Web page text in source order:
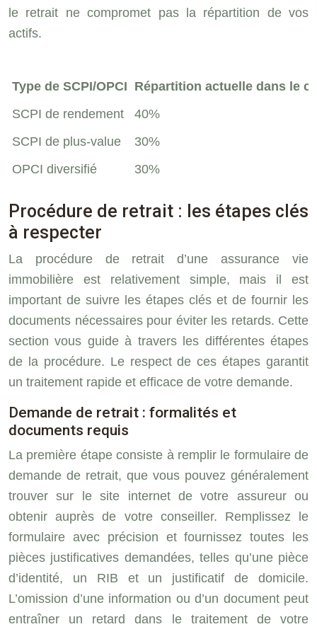
le retrait ne compromet pas la répartition de vos
actifs.
Type de SCPI/OPCI Répartition actuelle dans le
SCPI de rendement
40%
SCPI de plus-value
30%
OPCI diversifié
30%
Procédure de retrait : les étapes clés
à respecter
La procédure de retrait d’une assurance vie
immobilière est relativement simple, mais il est
important de suivre les étapes clés et de fournir les
documents nécessaires pour éviter les retards. Cette
section vous guide à travers les différentes étapes
de la procédure. Le respect de ces étapes garantit
un traitement rapide et efficace de votre demande.
Demande de retrait : formalités et
documents requis
La première étape consiste à remplir le formulaire de
demande de retrait, que vous pouvez généralement
trouver sur le site internet de votre assureur ou
obtenir auprès de votre conseiller. Remplissez le
formulaire avec précision et fournissez toutes les
pièces justificatives demandées, telles qu’une pièce
d’identité, un RIB et un justificatif de domicile.
L’omission d’une information ou d’un document peut
entraîner un retard dans le traitement de votre